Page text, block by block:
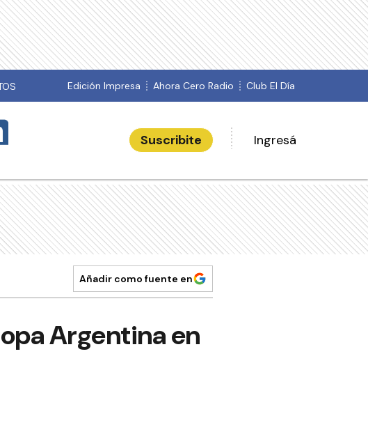
Edición Impresa Ahora Cero Radio Club El Día
Suscribite Ingresá
Añadir como fuente en
Argentina en